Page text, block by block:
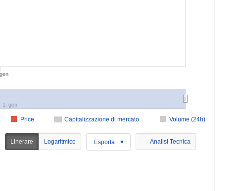
Capitalizzazione di mercato Volume (24h)
Price
1. gen
Linerare Logaritmico Esporta Analisi Tecnica